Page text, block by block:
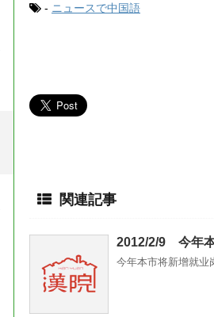
- ニュースで中国語
関連記事
2012/2/9 今年
今年本市将新增就